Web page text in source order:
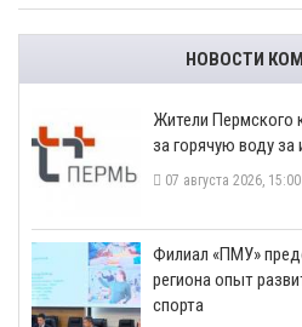
НОВОСТИ
​Жители Пермского
за горячую воду за
07 августа 2026, 15:00
​Филиал «ПМУ»
региона опыт
спорта